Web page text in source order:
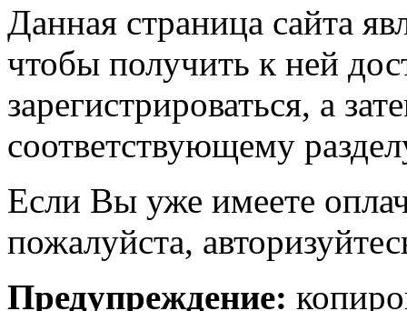
Данная страница сайта
чтобы получить к ней
зарегистрироваться, а
соответствующему
Если Вы уже имеете
пожалуйста,
Предупреждение: